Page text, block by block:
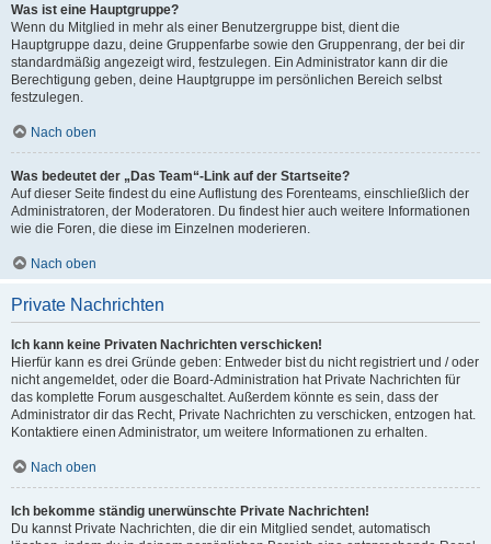
Was ist eine Hauptgruppe?
Wenn du Mitglied in mehr als einer Benutzergruppe bist, dient die
Hauptgruppe dazu, deine Gruppenfarbe sowie den Gruppenrang, der bei dir
standardmäßig angezeigt wird, festzulegen. Ein Administrator kann dir die
Berechtigung geben, deine Hauptgruppe im persönlichen Bereich selbst
festzulegen.
Nach oben
Was bedeutet der „Das Team“-Link auf der Startseite?
Auf dieser Seite findest du eine Auflistung des Forenteams, einschließlich der
Administratoren, der Moderatoren. Du findest hier auch weitere Informationen
wie die Foren, die diese im Einzelnen moderieren.
Nach oben
Private Nachrichten
Ich kann keine Privaten Nachrichten verschicken!
Hierfür kann es drei Gründe geben: Entweder bist du nicht registriert und / oder
nicht angemeldet, oder die Board-Administration hat Private Nachrichten für
das komplette Forum ausgeschaltet. Außerdem könnte es sein, dass der
Administrator dir das Recht, Private Nachrichten zu verschicken, entzogen hat.
Kontaktiere einen Administrator, um weitere Informationen zu erhalten.
Nach oben
Ich bekomme ständig unerwünschte Private Nachrichten!
Du kannst Private Nachrichten, die dir ein Mitglied sendet, automatisch